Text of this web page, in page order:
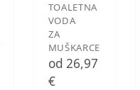
TOALETNA
VODA
ZA
MUŠKARCE
od 26,97
€